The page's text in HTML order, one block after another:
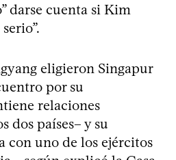
darse cuenta si Kim
eligieron Singapur
por su
relaciones
dos países– y su
con uno de los ejércitos